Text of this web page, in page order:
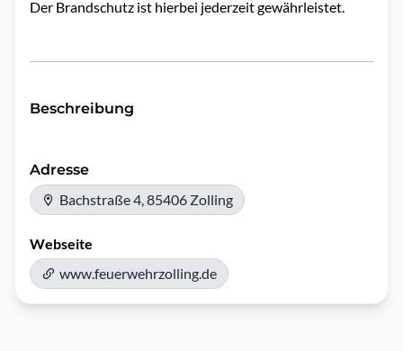
Der Brandschutz ist hierbei jederzeit gewährleistet.
Beschreibung
Adresse
Bachstraße 4, 85406 Zolling
Webseite
www.feuerwehrzolling.de